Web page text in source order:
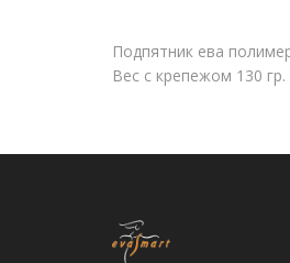
Подпятник ева
Вес с крепежом 130 гр.